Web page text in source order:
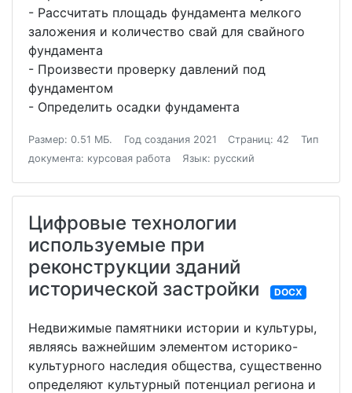
- Рассчитать площадь фундамента мелкого
заложения и количество свай для свайного
фундамента
- Произвести проверку давлений под
фундаментом
- Определить осадки фундамента
Размер: 0.51 МБ. Год создания 2021 Страниц: 42
Тип
документа: курсовая работа
Язык: русский
Цифровые технологии
используемые при
реконструкции зданий
исторической застройки
DOCX
Недвижимые памятники истории и культуры,
являясь важнейшим элементом историко-
культурного наследия общества, существенно
определяют культурный потенциал региона и